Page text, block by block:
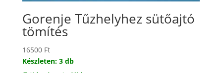
Gorenje Tűzhelyhez sütőajtó
tömítés
16500 Ft
Készleten: 3 db